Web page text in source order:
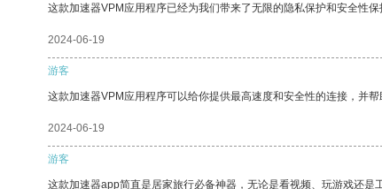
这款加速器VPM应用程序已经为我们带来了无限的隐私保护和安全性保
2024-06-19
游客
这款加速器VPM应用程序可以给你提供最高速度和安全性的连接，并帮
2024-06-19
游客
这款加速器app简直是居家旅行必备神器，无论是看视频、玩游戏还